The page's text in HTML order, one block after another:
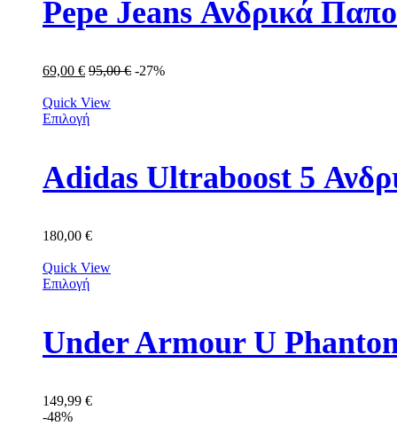
Pepe Jeans Ανδρικά
69,00 € 95,00€ -27%
Quick View
Επιλογή
Adidas Ultraboost 5
180,00 €
Quick View
Επιλογή
149,99 €
-48%